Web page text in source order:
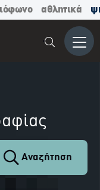
αθλητικά
Μενού
Αναζήτηση